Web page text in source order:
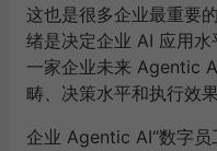
这也是很多企业最重要
绪是决定企业 AI 应用
一家企业未来 Agentic
畴、决策水平和执行效果
企业 Agentic AI“数字员